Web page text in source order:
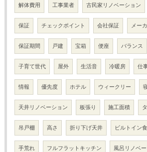
解体費用 工事業者 古民家リノベーション
保証 チェックポイント 会社保証 メー
保証期間 戸建 宝箱 便座 バランス
子育て世代 屋外 生活音 冷暖房 仕
情報 優先度 ホテル ウィークリー
天井リノベーション 板張り 施工面積
吊戸棚 高さ 折り下げ天井 ビルトイン
手荒れ フルフラットキッチン 風呂リノベ